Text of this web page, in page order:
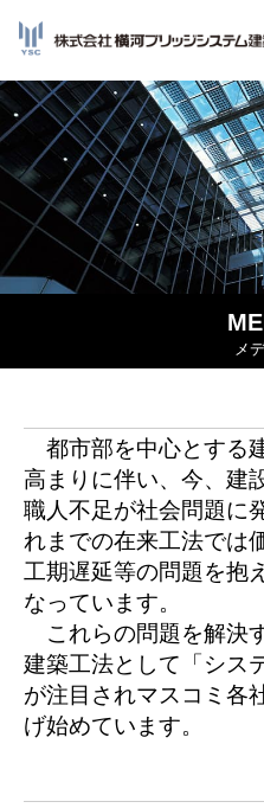
メ
都市部を中心とする
高まりに伴い、今、建
職人不足が社会問題に
れまでの在来工法では
工期遅延等の問題を抱
なっています。
これらの問題を解決
建築工法として「シス
が注目されマスコミ各
げ始めています。